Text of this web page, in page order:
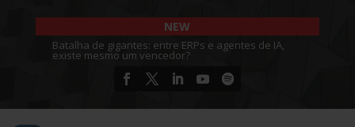
NEW
Batalha de gigantes: entre ERPs e agentes de IA,
existe mesmo um vencedor?